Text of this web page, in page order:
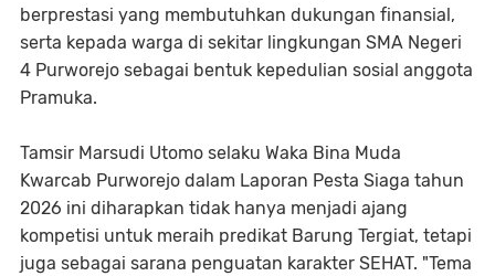
berprestasi yang membutuhkan dukungan finansial,
serta kepada warga di sekitar lingkungan SMA Negeri
4 Purworejo sebagai bentuk kepedulian sosial anggota
Pramuka.
Tamsir Marsudi Utomo selaku Waka Bina Muda
Kwarcab Purworejo dalam Laporan Pesta Siaga tahun
2026 ini diharapkan tidak hanya menjadi ajang
kompetisi untuk meraih predikat Barung Tergiat, tetapi
juga sebagai sarana penguatan karakter SEHAT. "Tema